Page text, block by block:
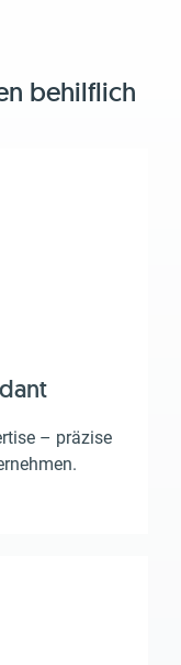
behilflich
– präzise